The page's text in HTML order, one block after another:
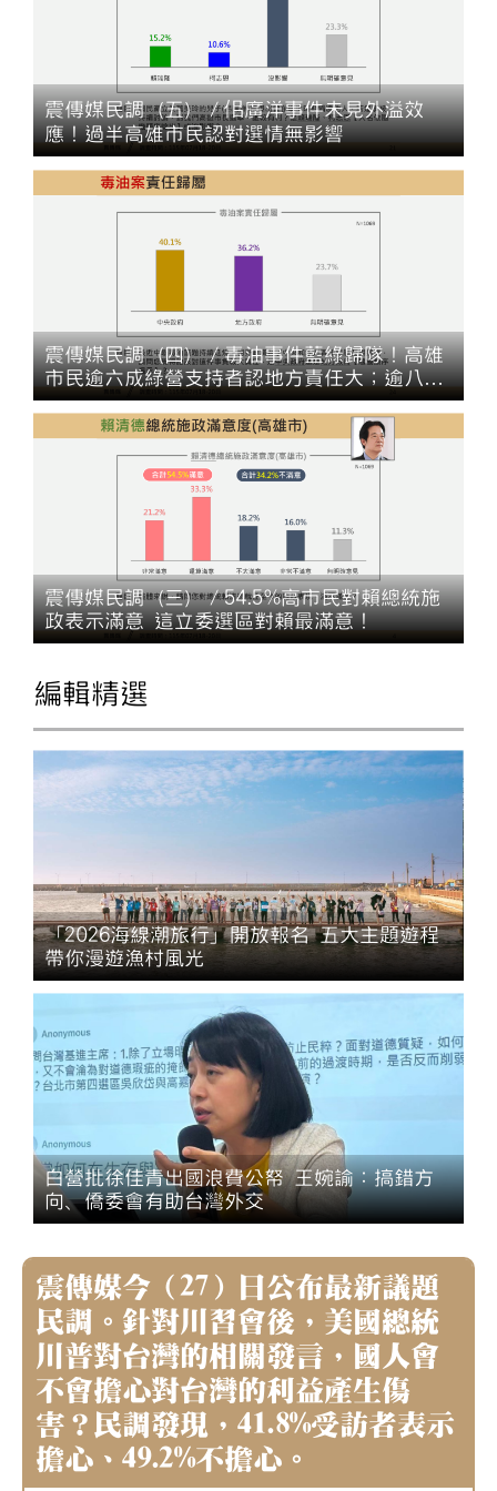
震傳媒民調（五）／佀廣洋事件未見外溢效
應！過半高雄市民認對選情無影響
震傳媒民調（四）／毒油事件藍綠歸隊！高雄
市民逾六成綠營支持者認地方責任大；逾八成
藍白支持者認中央主責
震傳媒民調（三）／54.5%高市民對賴總統施
政表示滿意 這立委選區對賴最滿意！
編輯精選
「2026海線潮旅行」開放報名 五大主題遊程
帶你漫遊漁村風光
白營批徐佳青出國浪費公帑 王婉諭：搞錯方
向、僑委會有助台灣外交
震傳媒今（27）日公布最新議題
民調。針對川習會後，美國總統
川普對台灣的相關發言，國人會
不會擔心對台灣的利益產生傷
害？民調發現，41.8%受訪者表示
擔心、49.2%不擔心。